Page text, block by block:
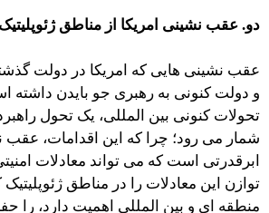
دو. عقب نشینی امریکا از مناطق ژئوپلیتیک
عقب نشینی هایی که امریکا در دولت
و دولت کنونی به رهبری جو بایدن داشته
تحولات کنونی بین المللی، یک تحول
شمار می رود؛ چرا که این اقدامات،
ابرقدرتی است که می تواند معادلات
توازن این معادلات را در مناطق ژئوپلیتیک
منطقه ای و بین المللی اهمیت دارد، را